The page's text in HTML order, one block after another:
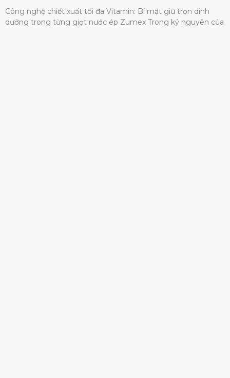
Công nghệ chiết xuất tối đa Vitamin: Bí mật giữ trọn dinh
dưỡng trong từng giọt nước ép Zumex Trong kỷ nguyên của